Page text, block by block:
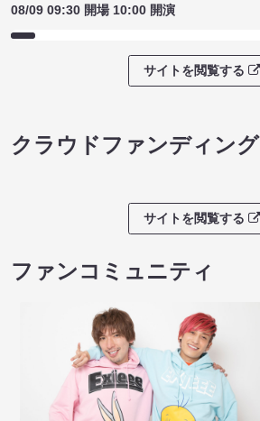
08/09 09:30 開場 10:00 開演
サイトを閲覧する
クラウドファンディング
サイトを閲覧する
ファンコミュニティ